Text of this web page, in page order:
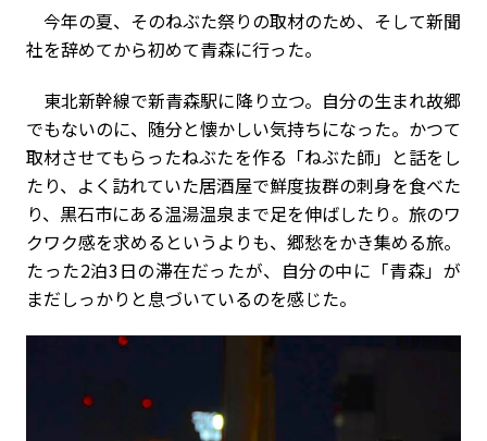
今年の夏、そのねぶた祭りの取材のため、そして新聞
社を辞めてから初めて青森に行った。
東北新幹線で新青森駅に降り立つ。自分の生まれ故郷
でもないのに、随分と懐かしい気持ちになった。かつて
取材させてもらったねぶたを作る「ねぶた師」と話をし
たり、よく訪れていた居酒屋で鮮度抜群の刺身を食べた
り、黒石市にある温湯温泉まで足を伸ばしたり。旅のワ
クワク感を求めるというよりも、郷愁をかき集める旅。
たった2泊3日の滞在だったが、自分の中に「青森」が
まだしっかりと息づいているのを感じた。